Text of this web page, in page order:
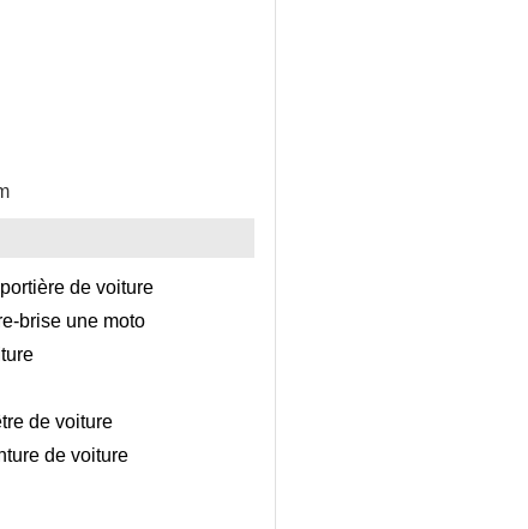
de voiture
brise une moto
de voiture
de voiture